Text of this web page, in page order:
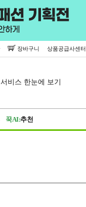
장바구니 상품공급사센터
서비스 한눈에 보기
꾹AI:추천